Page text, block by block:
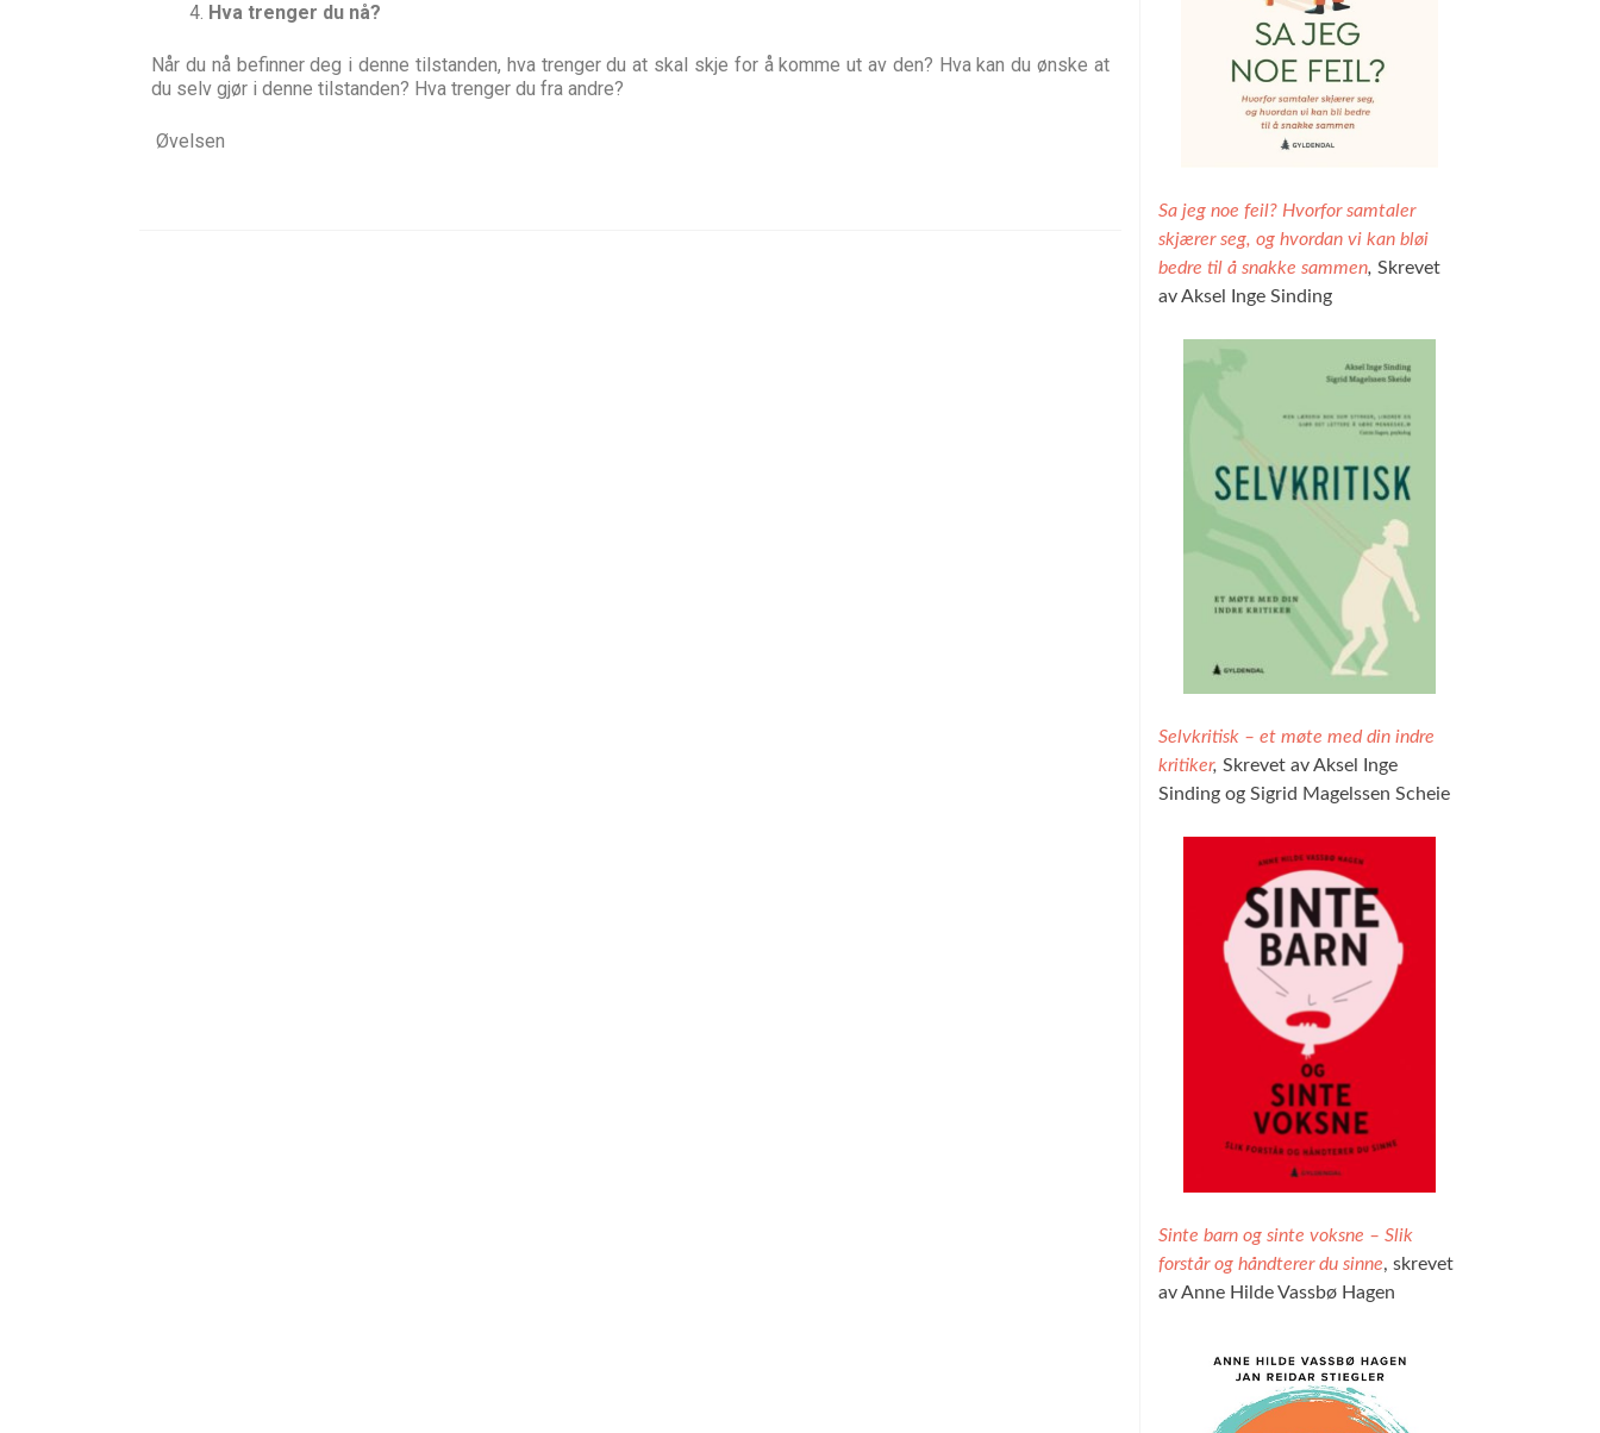
Hva trenger du nå?
Når du nå befinner deg i denne tilstanden, hva trenger du at skal skje for å komme ut av den? Hva kan du ønske at
du selv gjør i denne tilstanden? Hva trenger du fra andre?
Øvelsen
Sa jeg noe feil? Hvorfor samtaler
skjærer seg, og hvordan vi kan bløi
bedre til å snakke sammen, Skrevet
av Aksel Inge Sinding
Selvkritisk – et møte med din indre
kritiker, Skrevet av Aksel Inge
Sinding og Sigrid Magelssen Scheie
Sinte barn og sinte voksne – Slik
forstår og håndterer du sinne, skrevet
av Anne Hilde Vassbø Hagen